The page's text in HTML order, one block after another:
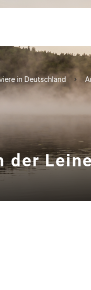
in Deutschland
der